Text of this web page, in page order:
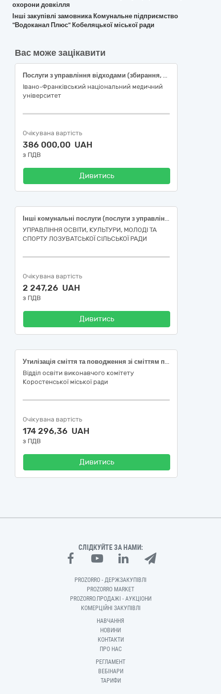
охорони довкілля
Інші закупівлі замовника Комунальне підприємство
"Водоканал Плюс" Кобеляцької міської ради
Вас може зацікавити
Послуги з управління відходами (збирання, перевезення, видалення) на об’єктах ІФНМУ в м.Івано-Франківськ та м.Яремче на друге півріччя 2026 року - 2 Лоти 1-ЛОТ- Вивезення твердих побутових відходів, негабаритного та ремонтного сміття з навчальних корпусів та гуртожитків ІФНМУ в м Івано-Франківськ. 2-ЛОТ- Встановлення сміттєвих контейнерних майданчиків та вивезення твердих побутових відходів, негабаритного та ремонтного сміття з навчальних корпусів та гуртожитків ІФНМУ в м.Івано-Франківськ, навчально-реабілітаційного центру ІФНМУ в м. Яремче. код згідно ДК 021:2015 90510000-5 «Утилізація / видалення сміття та поводження зі сміттям»
Івано-Франківський національний медичний
університет
Очікувана вартість
386 000,00 UAH
з ПДВ
Дивитись
Інші комунальні послуги (послуги з управління побутовими відходами)
УПРАВЛІННЯ ОСВІТИ, КУЛЬТУРИ, МОЛОДІ ТА
СПОРТУ ЛОЗУВАТСЬКОЇ СІЛЬСЬКОЇ РАДИ
Очікувана вартість
2 247,26 UAH
з ПДВ
Дивитись
Утилізація сміття та поводження зі сміттям по закладах освіти Коростенської міської територіальної громади на 2026 рік
Відділ освіти виконавчого комітету
Коростенської міської ради
Очікувана вартість
174 296,36 UAH
з ПДВ
Дивитись
СЛІДКУЙТЕ ЗА НАМИ:
PROZORRO - ДЕРЖЗАКУПІВЛІ
PROZORRO MARKET
PROZORRO.ПРОДАЖІ - АУКЦІОНИ
КОМЕРЦІЙНІ ЗАКУПІВЛІ
НАВЧАННЯ
НОВИНИ
КОНТАКТИ
ПРО НАС
РЕГЛАМЕНТ
ВЕБІНАРИ
ТАРИФИ